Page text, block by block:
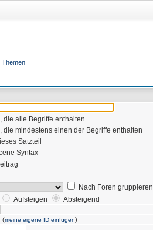
Themen
die alle Begriffe enthalten
die mindestens einen der Begriffe enthalten
Satzteil
Syntax
Nach Foren gruppieren
Aufsteigen
Absteigend
(meine eigene ID einfügen)